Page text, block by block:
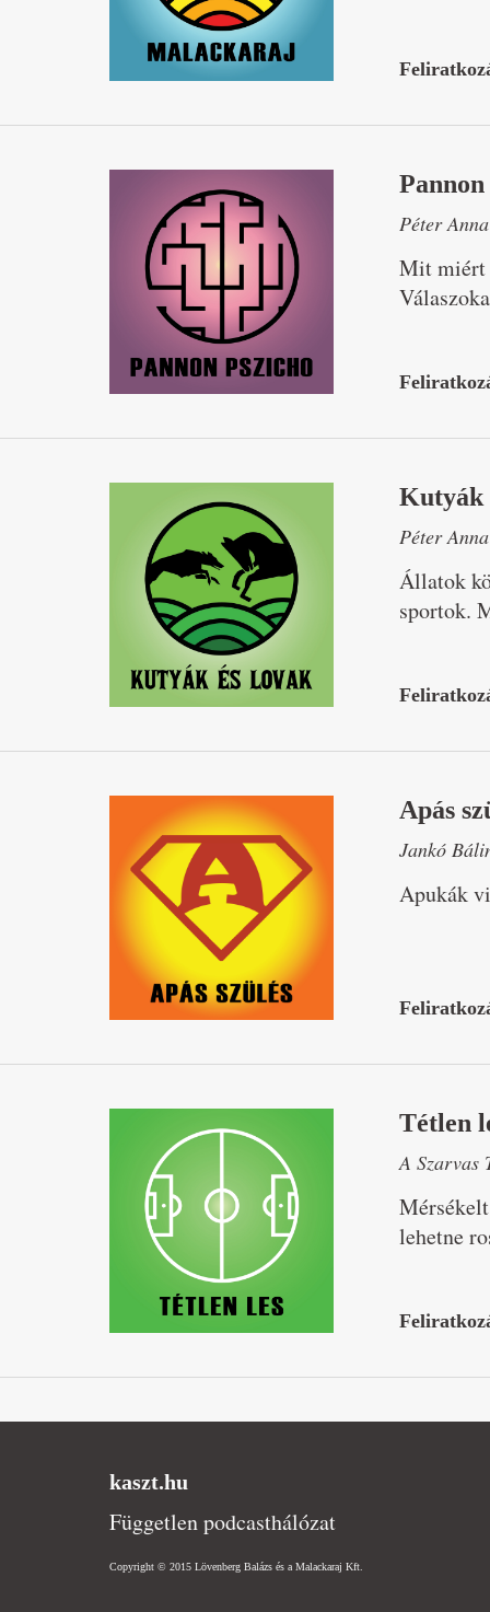
Péter
Mit miért
Kutyák
Péter
Állatok
sportok.
Apás
Jankó
Apukák
Tétlen
A Szarvas
lehetne
kaszt.hu
Független podcasthálózat
Copyright © 2015 Lövenberg Balázs és a Malackaraj Kft.